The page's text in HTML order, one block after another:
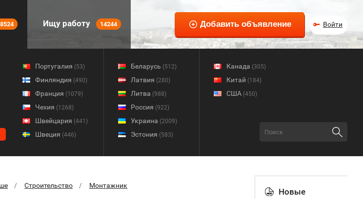
Ищу работу 14244 Войти
Португалия (53)
Финляндия (490)
Франция (1079)
Чехия (1268)
Швейцария (441)
Швеция (446)
Беларусь (512)
Латвия (280)
Литва (988)
Россия (922)
Украина (2009)
Эстония (583)
Канада (305)
Китай (184)
США (450)
Строительство Монтажник
Новые